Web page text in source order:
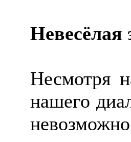
Невесёлая
Несмотря
нашего